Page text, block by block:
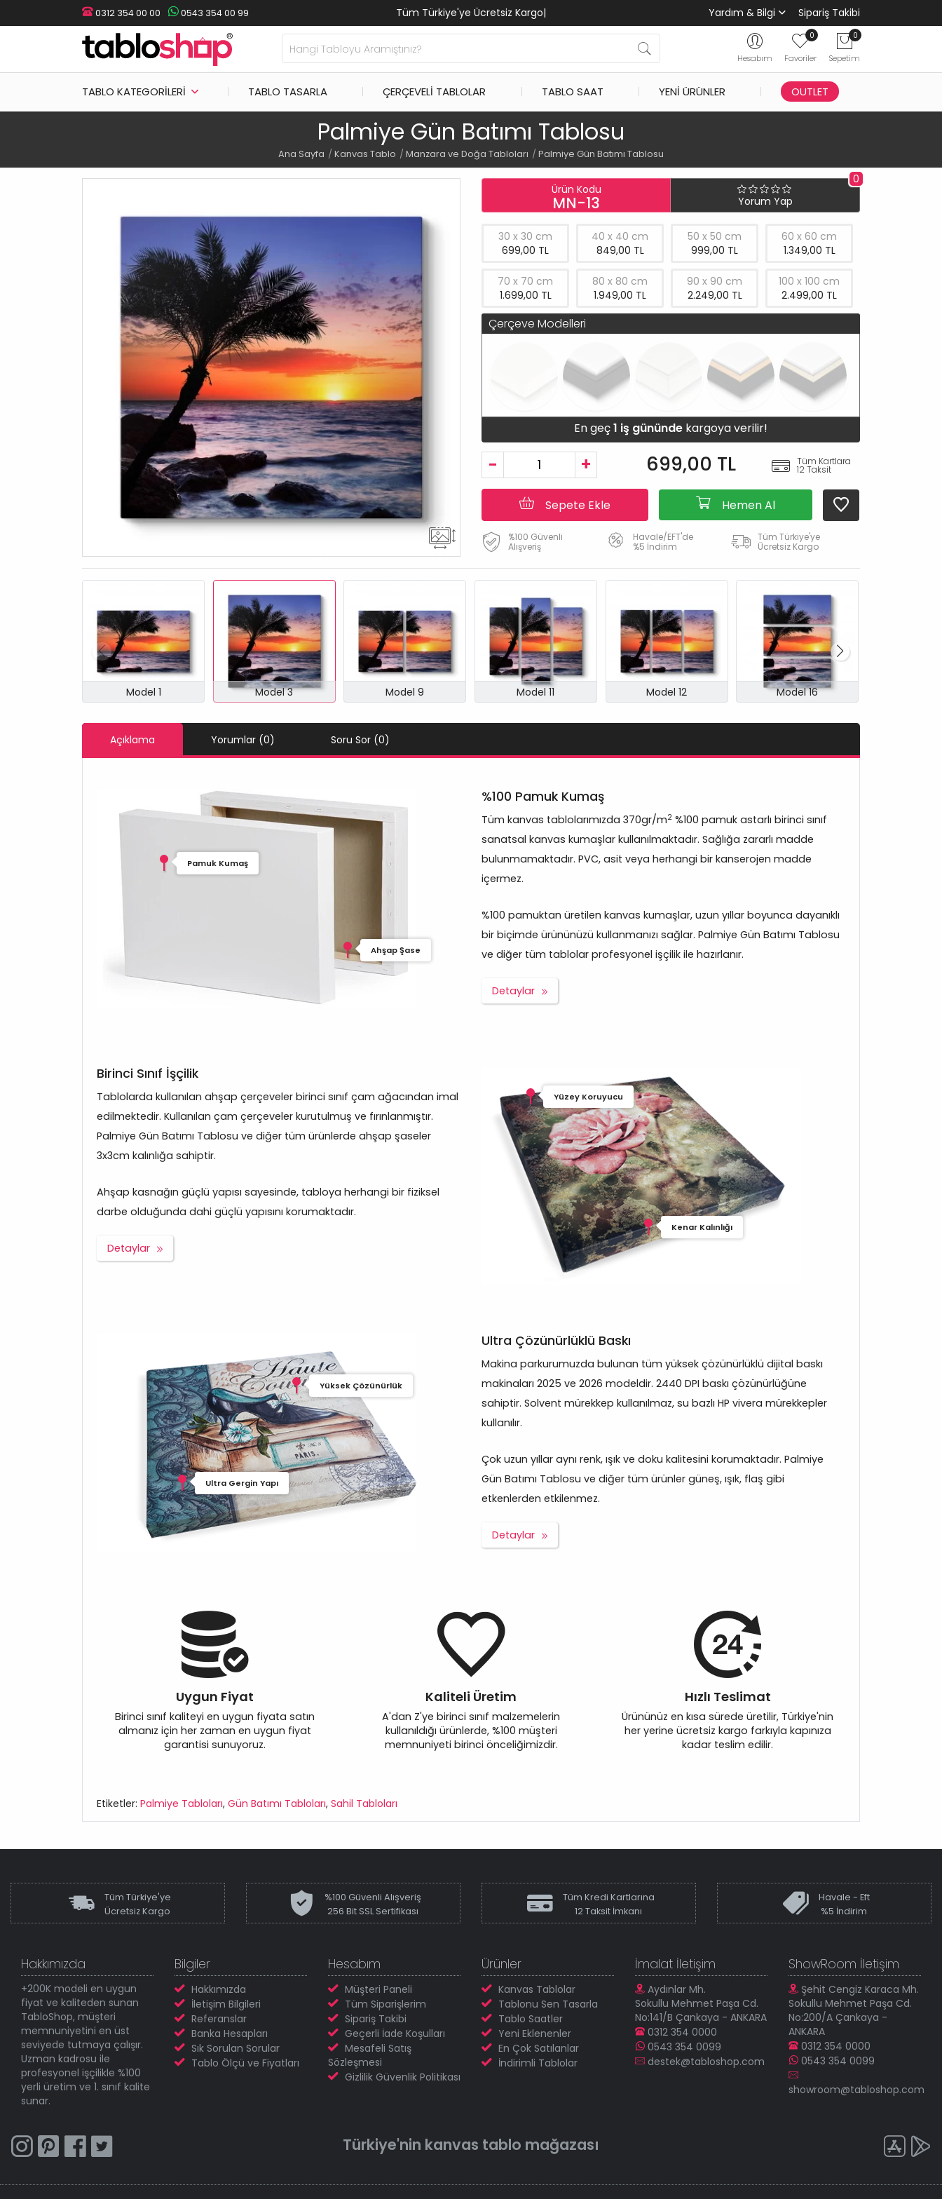
0312 354 00 00 0543 354 00 99 Tüm Türkiye'ye Ücretsiz Kargo| Yardım & Bilgi Sipariş Takibi
Hesabım
0
Favoriler
0
Sepetim
TABLO KATEGORILERI TABLO TASARLA ÇERÇEVELI TABLOLAR TABLO SAAT YENI ÜRÜNLER OUTLET
Palmiye Gün Batımı Tablosu
Ana Sayfa Kanvas Tablo Manzara ve Doğa Tabloları Palmiye Gün Batımı Tablosu
Ürün Kodu
MN-13
0
Yorum Yap
30 x 30 cm
699,00 TL
40 x 40 cm
849,00 TL
50 x 50 cm
999,00 TL
60 x 60 cm
1.349,00 TL
70 x 70 cm
1.699,00 TL
80 x 80 cm
1.949,00 TL
90 x 90 cm
2.249,00 TL
100 x 100 cm
2.499,00 TL
Çerçeve Modelleri
En geç1 iş gününde kargoya verilir!
- + 699,00 TL Tüm Kartlara
12 Taksit
Sepete Ekle Hemen Al
%100 Güvenli
Alışveriş
Havale/EFT'de
%5 İndirim
Tüm Türkiye'ye
Ücretsiz Kargo
Model 1 Model 3 Model 9 Model 11 Model 12 Model 16
Açıklama Yorumlar (0) Soru Sor (0)
Pamuk Kumaş
Ahşap Şase
%100 Pamuk Kumaş
Tüm kanvas tablolarımızda 370gr/m2 %100 pamuk astarlı birinci sınıf
sanatsal kanvas kumaşlar kullanılmaktadır. Sağlığa zararlı madde
bulunmamaktadır. PVC, asit veya herhangi bir kanserojen madde
içermez.
%100 pamuktan üretilen kanvas kumaşlar, uzun yıllar boyunca dayanıklı
bir biçimde ürününüzü kullanmanızı sağlar. Palmiye Gün Batımı Tablosu
ve diğer tüm tablolar profesyonel işçilik ile hazırlanır.
Detaylar
Birinci Sınıf İşçilik
Tablolarda kullanılan ahşap çerçeveler birinci sınıf çam ağacından imal
edilmektedir. Kullanılan çam çerçeveler kurutulmuş ve fırınlanmıştır.
Palmiye Gün Batımı Tablosu ve diğer tüm ürünlerde ahşap şaseler
3x3cm kalınlığa sahiptir.
Ahşap kasnağın güçlü yapısı sayesinde, tabloya herhangi bir fiziksel
darbe olduğunda dahi güçlü yapısını korumaktadır.
Detaylar
Yüzey Koruyucu
Kenar Kalınlığı
Yüksek Çözünürlük
Ultra Gergin Yapı
Ultra Çözünürlüklü Baskı
Makina parkurumuzda bulunan tüm yüksek çözünürlüklü dijital baskı
makinaları 2025 ve 2026 modeldir. 2440 DPI baskı çözünürlüğüne
sahiptir. Solvent mürekkep kullanılmaz, su bazlı HP vivera mürekkepler
kullanılır.
Çok uzun yıllar aynı renk, ışık ve doku kalitesini korumaktadır. Palmiye
Gün Batımı Tablosu ve diğer tüm ürünler güneş, ışık, flaş gibi
etkenlerden etkilenmez.
Detaylar
Uygun Fiyat
Birinci sınıf kaliteyi en uygun fiyata satın
almanız için her zaman en uygun fiyat
garantisi sunuyoruz.
Kaliteli Üretim
A'dan Z'ye birinci sınıf malzemelerin
kullanıldığı ürünlerde, %100 müşteri
memnuniyeti birinci önceliğimizdir.
Hızlı Teslimat
Ürününüz en kısa sürede üretilir, Türkiye'nin
her yerine ücretsiz kargo farkıyla kapınıza
kadar teslim edilir.
Etiketler: Palmiye Tabloları, Gün Batımı Tabloları, Sahil Tabloları
Tüm Türkiye'ye
Ücretsiz Kargo
%100 Güvenli Alışveriş
256 Bit SSL Sertifikası
Tüm Kredi Kartlarına
12 Taksit İmkanı
Havale - Eft
%5 İndirim
Hakkımızda
+200K modeli en uygun
fiyat ve kaliteden sunan
TabloShop, müşteri
memnuniyetini en üst
seviyede tutmaya çalışır.
Uzman kadrosu ile
profesyonel işçilikle %100
yerli üretim ve 1. sınıf kalite
sunar.
Bilgiler
Hakkımızda
İletişim Bilgileri
Referanslar
Banka Hesapları
Sık Sorulan Sorular
Tablo Ölçü ve Fiyatları
Hesabım
Müşteri Paneli
Tüm Siparişlerim
Sipariş Takibi
Geçerli İade Koşulları
Mesafeli Satış
Sözleşmesi
Gizlilik Güvenlik Politikası
Ürünler
Kanvas Tablolar
Tablonu Sen Tasarla
Tablo Saatler
Yeni Eklenenler
En Çok Satılanlar
İndirimli Tablolar
İmalat İletişim
Aydınlar Mh.
Sokullu Mehmet Paşa Cd.
No:141/B Çankaya - ANKARA
0312 354 0000
0543 354 0099
destek@tabloshop.com
ShowRoom İletişim
Şehit Cengiz Karaca Mh.
Sokullu Mehmet Paşa Cd.
No:200/A Çankaya -
ANKARA
0312 354 0000
0543 354 0099
showroom@tabloshop.com
Türkiye'nin kanvas tablo mağazası